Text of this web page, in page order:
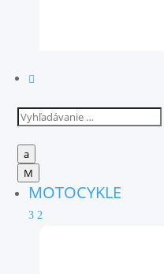

a
M
MOTOCYKLE
3 2